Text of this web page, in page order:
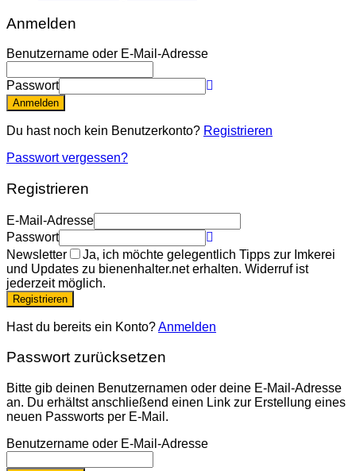
Anmelden
Benutzername oder E-Mail-Adresse
Passwort
Anmelden
Du hast noch kein Benutzerkonto? Registrieren
Passwort vergessen?
Registrieren
E-Mail-Adresse
Passwort
Newsletter
Ja, ich möchte gelegentlich Tipps zur Imkerei
und Updates zu bienenhalter.net erhalten. Widerruf ist
jederzeit möglich.
Registrieren
Hast du bereits ein Konto?Anmelden
Passwort zurücksetzen
Bitte gib deinen Benutzernamen oder deine E-Mail-Adresse
an. Du erhältst anschließend einen Link zur Erstellung eines
neuen Passworts per E-Mail.
Benutzername oder E-Mail-Adresse